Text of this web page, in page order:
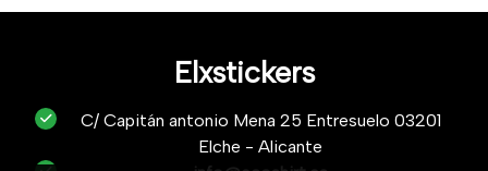
Elxstickers
C/ Capitán antonio Mena 25 Entresuelo 03201
Elche - Alicante